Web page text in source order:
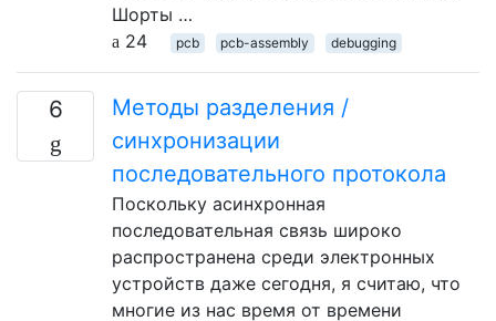
Шорты …
24
pcb pcb-assembly debugging
6
Методы разделения /
синхронизации
последовательного протокола
Поскольку асинхронная
последовательная связь широко
распространена среди электронных
устройств даже сегодня, я считаю, что
многие из нас время от времени